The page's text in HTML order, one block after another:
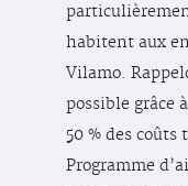
habitent aux
Vilamo.
possible grâce
50 % des
Programme